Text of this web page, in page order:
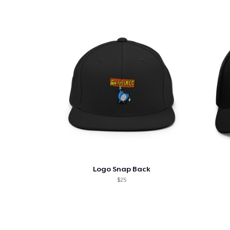
Logo Snap Back
$25